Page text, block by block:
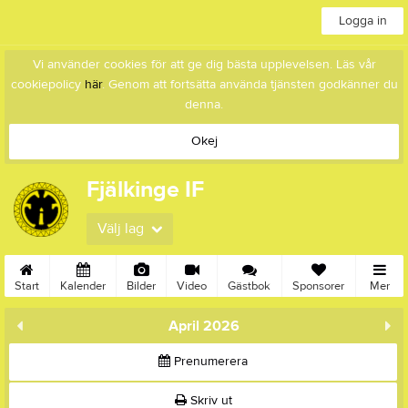
Logga in
Vi använder cookies för att ge dig bästa upplevelsen. Läs vår
cookiepolicy här. Genom att fortsätta använda tjänsten godkänner du
denna.
Okej
Fjälkinge IF
Välj lag
Start Kalender Bilder Video Gästbok Sponsorer Mer
April 2026
Prenumerera
Skriv ut